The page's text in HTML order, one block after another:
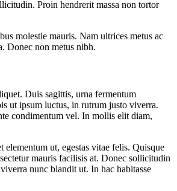
Proin hendrerit massa non tortor
molestie mauris. Nam ultrices metus ac
Donec non metus nibh.
Duis sagittis, urna fermentum
ut ipsum luctus, in rutrum justo viverra.
condimentum vel. In mollis elit diam,
ut, egestas vitae felis. Quisque
mauris facilisis at. Donec sollicitudin
nunc blandit ut. In hac habitasse